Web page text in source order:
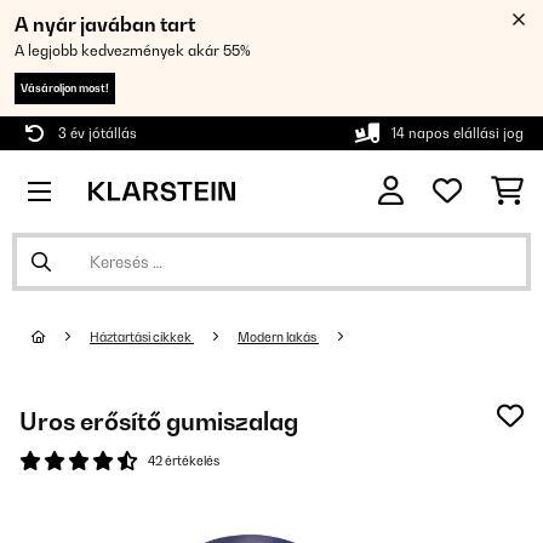
A nyár javában tart
A legjobb kedvezmények akár 55%
Vásároljon most!
3 év jótállás 14 napos elállási jog
Háztartási cikkek Modern lakás
Uros erősítő gumiszalag
42 értékelés